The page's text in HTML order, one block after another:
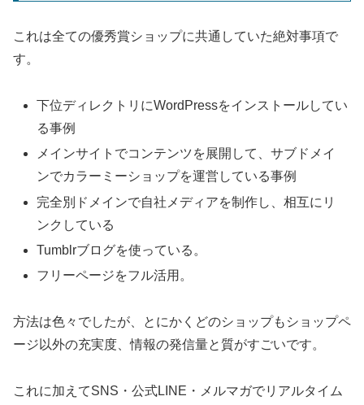
これは全ての優秀賞ショップに共通していた絶対事項で
す。
下位ディレクトリにWordPressをインストールしてい
る事例
メインサイトでコンテンツを展開して、サブドメイ
ンでカラーミーショップを運営している事例
完全別ドメインで自社メディアを制作し、相互にリ
ンクしている
Tumblrブログを使っている。
フリーページをフル活用。
方法は色々でしたが、とにかくどのショップもショップペ
ージ以外の充実度、情報の発信量と質がすごいです。
これに加えてSNS・公式LINE・メルマガでリアルタイム